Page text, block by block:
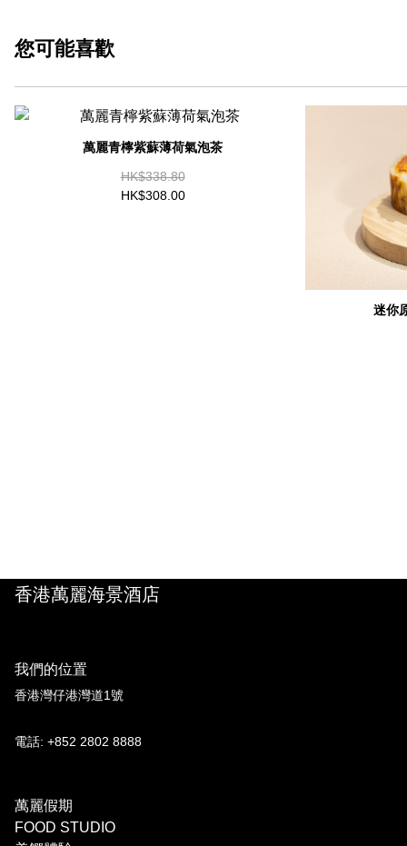
您可能喜歡
萬麗青檸紫蘇薄荷氣泡茶
HK$338.80
HK$308.00
迷你
香港萬麗海景酒店
我們的位置
香港灣仔港灣道1號
電話: +852 2802 8888
萬麗假期
FOOD STUDIO